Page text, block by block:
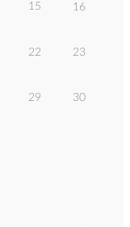
15 16
22 23
29 30